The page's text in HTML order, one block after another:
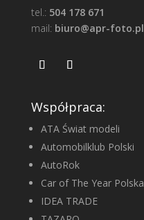
tel.: 504 178 671
mail: biuro@apr-foto.pl
Współpraca:
ATA Świat modeli
Automobilklub Polski
AutoRok
Car of The Year Polska
IDEA TRADE